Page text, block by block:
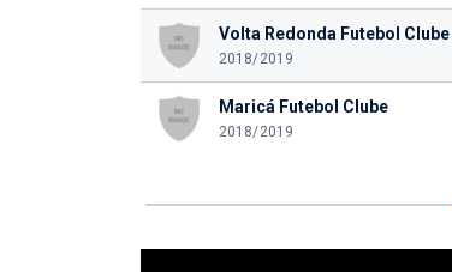
Volta Redonda Futebol Clube
2018/2019
Maricá Futebol Clube
2018/2019